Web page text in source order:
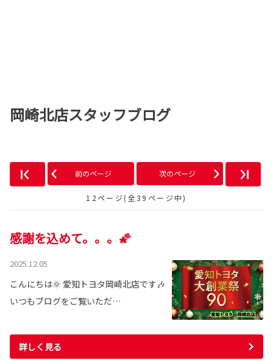
岡崎北店スタッフブログ
前のページ 次のページ
12ページ(全39ページ中)
感謝を込めて。。。🌠
2025.12.05
こんにちは🌞 愛知トヨタ岡崎北店です🎶
いつもブログをご覧いただ…
詳しく見る